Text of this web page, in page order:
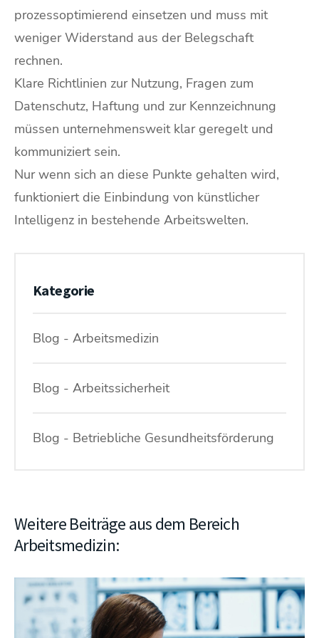
prozessoptimierend einsetzen und muss mit
weniger Widerstand aus der Belegschaft
rechnen.
Klare Richtlinien zur Nutzung, Fragen zum
Datenschutz, Haftung und zur Kennzeichnung
müssen unternehmensweit klar geregelt und
kommuniziert sein.
Nur wenn sich an diese Punkte gehalten wird,
funktioniert die Einbindung von künstlicher
Intelligenz in bestehende Arbeitswelten.
Kategorie
Blog - Arbeitsmedizin
Blog - Arbeitssicherheit
Blog - Betriebliche Gesundheitsförderung
Weitere Beiträge aus dem Bereich
Arbeitsmedizin: